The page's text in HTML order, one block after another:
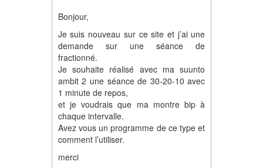
Bonjour,
Je suis nouveau sur ce site et j’ai une
demande sur une séance de
fractionné.
Je souhaite réalisé avec ma suunto
ambit 2 une séance de 30-20-10 avec
1 minute de repos,
et je voudrais que ma montre bip à
chaque intervalle.
Avez vous un programme de ce type et
comment l’utiliser.
merci